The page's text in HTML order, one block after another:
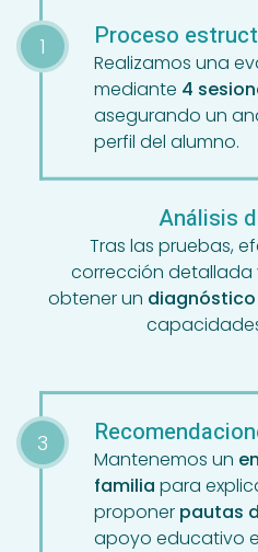
Proceso
Realizamos una
mediante 4
asegurando un
perfil del alumno.
Análisis
Tras las pruebas,
corrección
obtener un
Mantenemos un
familia para
proponer pautas
apoyo educativo